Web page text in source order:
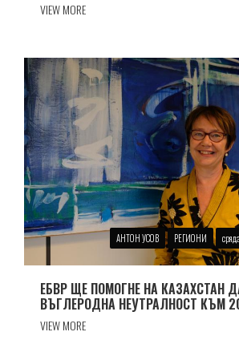
VIEW MORE
АНТОН УСОВ РЕГИОНИ
ЕБВР ЩЕ ПОМОГНЕ НА КАЗАХСТАН
ВЪГЛЕРОДНА НЕУТРАЛНОСТ КЪМ
VIEW MORE